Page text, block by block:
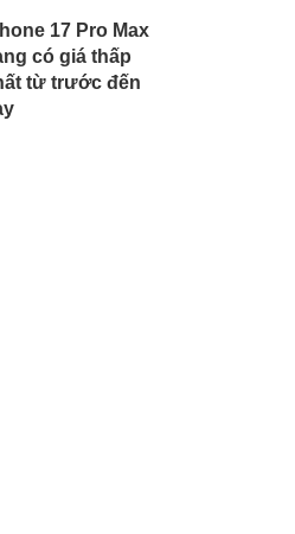
pháp chuyển
số uy tín năm
17 Pro Max
có giá thấp
từ trước đến